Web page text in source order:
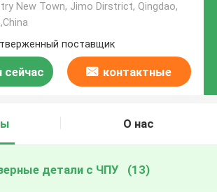
New Town, Jimo Dirstrict, Qingdao,
поставщик
сейчас контактные
О нас
детали с ЧПУ (13)